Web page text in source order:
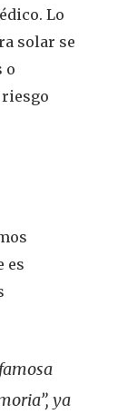
Lo
solar se
o
es
ya
DEL COLEGIO DE
DE